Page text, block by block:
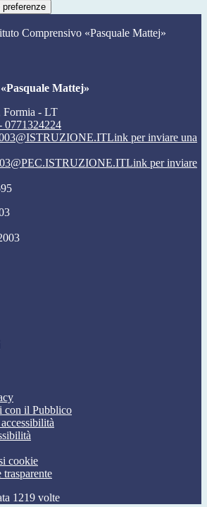
Comprensivo «Pasquale Mattej»
Mattej»
Formia - LT
0771324224
Link per inviare una
Link per inviare
con il Pubblico
cookie
1219 volte